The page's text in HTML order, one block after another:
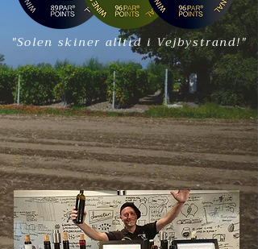
"Solen skiner alltid i Vejbystrand!"